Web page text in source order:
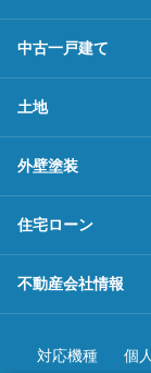
中古一戸建て
土地
外壁塗装
住宅ローン
不動産会社情報
対応機種 個